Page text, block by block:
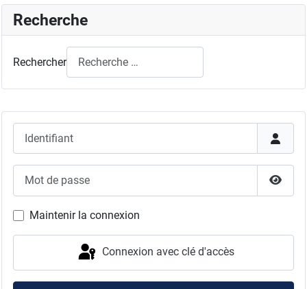
Maintenir la connexion
Connexion avec clé d'accès
Recherche
Rechercher